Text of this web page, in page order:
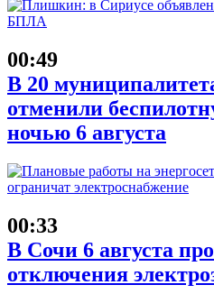
00:49
В 20
отменили
ночью 6 августа
00:33
В Сочи 6 августа
отключения